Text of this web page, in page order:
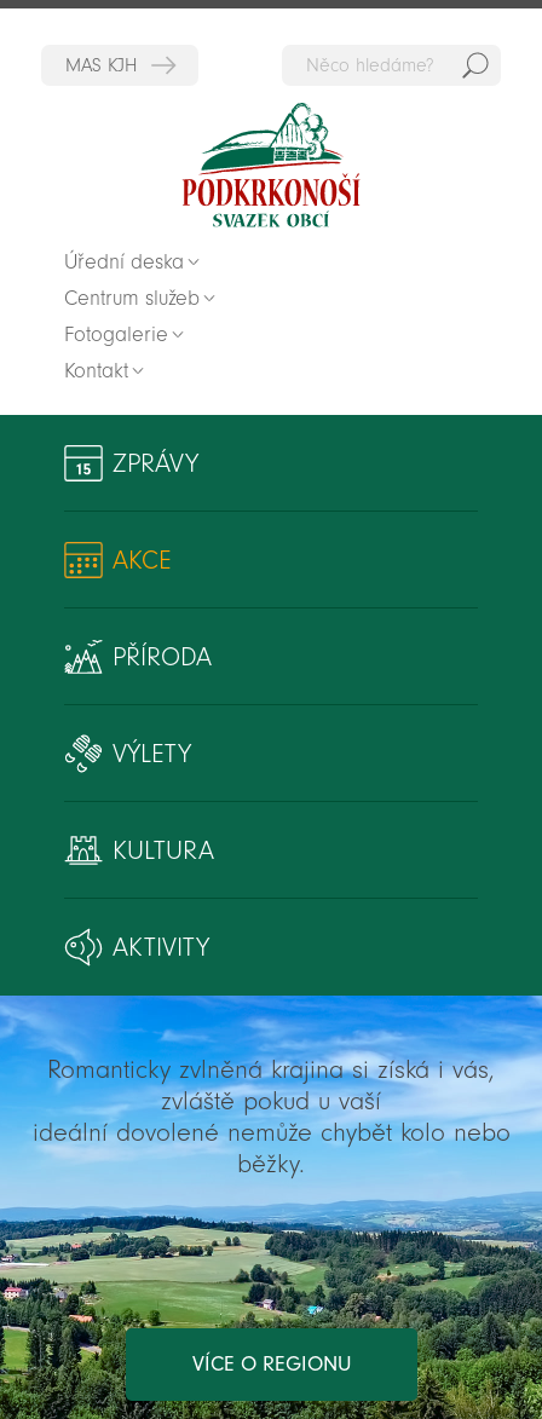
Úřední deska
Centrum služeb
Fotogalerie
Kontakt
ZPRÁVY
AKCE
PŘÍRODA
VÝLETY
KULTURA
AKTIVITY
Romanticky zvlněná krajina si získá i vás,
zvláště pokud u vaší
ideální dovolené nemůže chybět kolo nebo
běžky.
VÍCE O REGIONU